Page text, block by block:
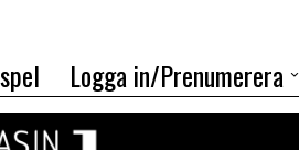
Logga in/Prenumerera